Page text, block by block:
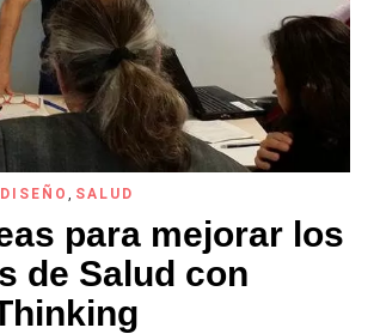
DISEÑO , SALUD
para mejorar los
de Salud con